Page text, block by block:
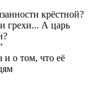
крёстной?
грехи... А царь
и о том, что её